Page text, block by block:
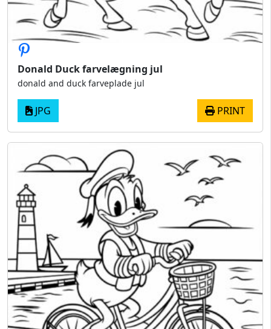
Donald Duck farvelægning jul
donald and duck farveplade jul
JPG PRINT